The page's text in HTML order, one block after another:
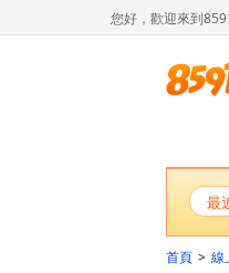
您好，歡迎來到
最
首頁 > 線